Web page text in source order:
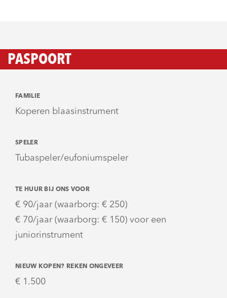
PASPOORT
FAMILIE
Koperen blaasinstrument
SPELER
Tubaspeler/eufoniumspeler
TE HUUR BIJ ONS VOOR
€ 90/jaar (waarborg: € 250)
€ 70/jaar (waarborg: € 150) voor een
juniorinstrument
NIEUW KOPEN? REKEN ONGEVEER
€ 1.500